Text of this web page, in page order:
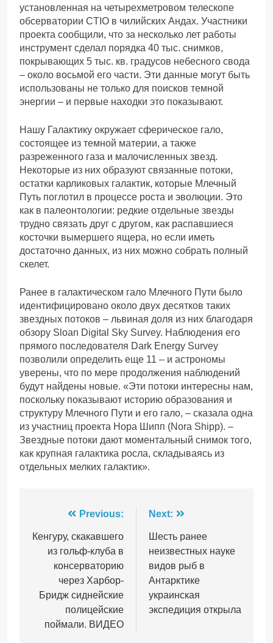
установленная на четырехметровом телескопе
обсерватории CTIO в чилийских Андах. Участники
проекта сообщили, что за несколько лет работы
инструмент сделал порядка 40 тыс. снимков,
покрывающих 5 тыс. кв. градусов небесного свода
– около восьмой его части. Эти данные могут быть
использованы не только для поисков темной
энергии – и первые находки это показывают.
Нашу Галактику окружает сферическое гало,
состоящее из темной материи, а также
разреженного газа и малочисленных звезд.
Некоторые из них образуют связанные потоки,
остатки карликовых галактик, которые Млечный
Путь поглотил в процессе роста и эволюции. Это
как в палеонтологии: редкие отдельные звезды
трудно связать друг с другом, как распавшиеся
косточки вымершего ящера, но если иметь
достаточно данных, из них можно собрать полный
скелет.
Ранее в галактическом гало Млечного Пути было
идентифицировано около двух десятков таких
звездных потоков – львиная доля из них благодаря
обзору Sloan Digital Sky Survey. Наблюдения его
прямого последователя Dark Energy Survey
позволили определить еще 11 – и астрономы
уверены, что по мере продолжения наблюдений
будут найдены новые. «Эти потоки интересны нам,
поскольку показывают историю образования и
структуру Млечного Пути и его гало, – сказала одна
из участниц проекта Нора Шипп (Nora Shipp). –
Звездные потоки дают моментальный снимок того,
как крупная галактика росла, складываясь из
отдельных мелких галактик».
Навігація
записів
Previous:
Кенгуру, скакавшего
из гольф-клуба в
консерваторию
через Харбор-
Бридж сиднейские
полицейские
поймали. ВИДЕО
Next:
Шесть ранее
неизвестных науке
видов рыб в
Антарктике
украинская
экспедиция открыла